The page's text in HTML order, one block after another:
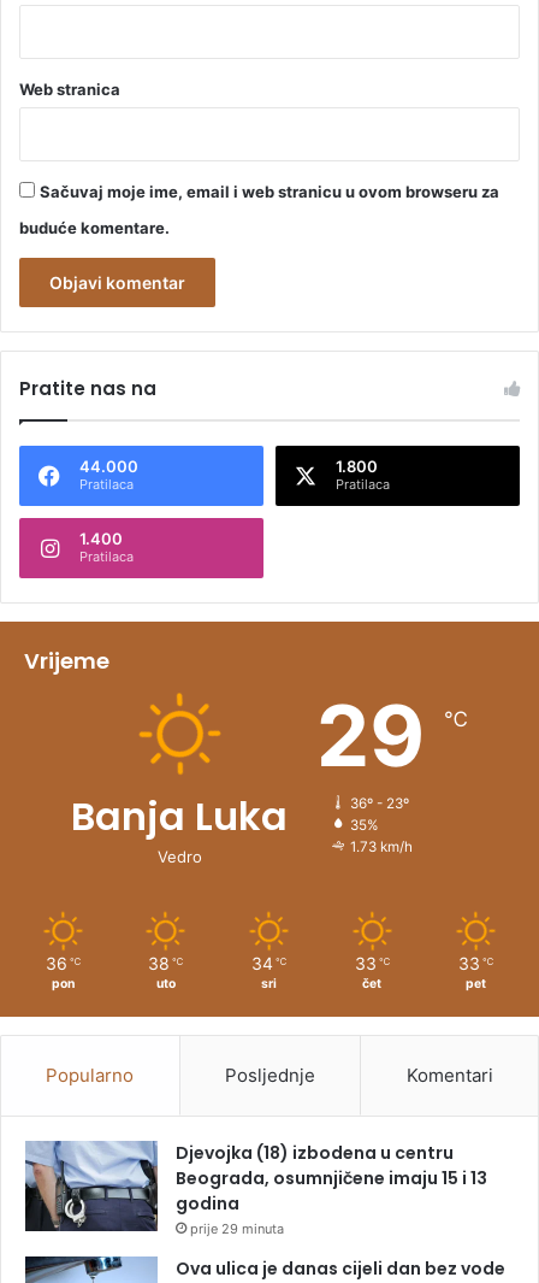
Web stranica
Sačuvaj moje ime, email i web stranicu u ovom browseru za
buduće komentare.
t
n
t
v
Pratite nas na
44.000
Pratilaca
1.800
Pratilaca
1.400
Pratilaca
Vrijeme
Banja Luka
Vedro
29 ℃
36º - 23º
35%
1.73 km/h
36 ℃
pon
38 ℃
uto
34 ℃
sri
33 ℃
čet
33 ℃
pet
Popularno Posljednje Komentari
Djevojka (18) izbodena u centru
Beograda, osumnjičene imaju 15 i 13
godina
prije 29 minuta
Ova ulica je danas cijeli dan bez vode